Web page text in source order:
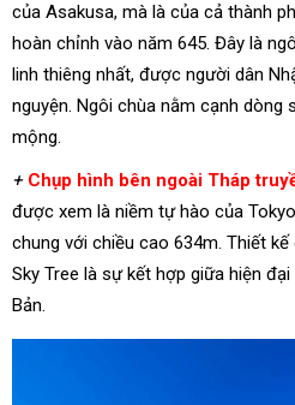
của Asakusa, mà là của cả thành
hoàn chỉnh vào năm 645. Đây là
linh thiêng nhất, được người dân
nguyện. Ngôi chùa nằm cạnh dòng
mộng.
+ Chụp hình bên ngoài Tháp
được xem là niềm tự hào của
chung với chiều cao 634m. Thiết
Sky Tree là sự kết hợp giữa hiện
Bản.